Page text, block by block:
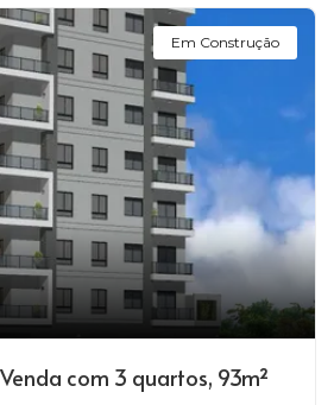
Em Construção
com 3 quartos, 93m²